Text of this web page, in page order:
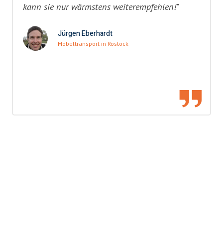
kann sie nur wärmstens weiterempfehlen!"
Jürgen Eberhardt
Möbeltransport in Rostock